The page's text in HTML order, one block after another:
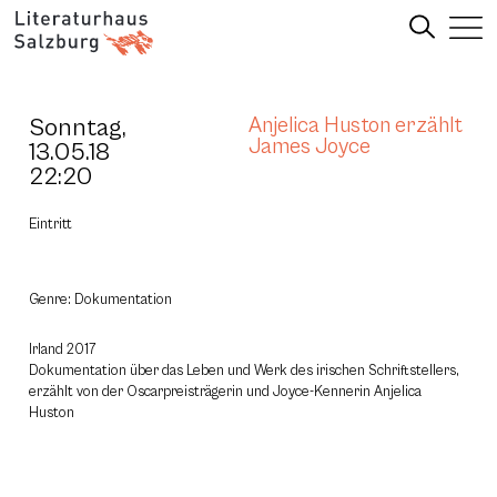
Sonntag,
13.05.18
22:20
Anjelica Huston erzählt
James Joyce
Eintritt
Genre: Dokumentation
Irland 2017
Dokumentation über das Leben und Werk des irischen Schriftstellers,
erzählt von der Oscarpreisträgerin und Joyce-Kennerin Anjelica
Huston